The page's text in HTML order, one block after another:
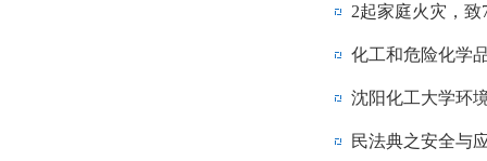
2起家庭火灾，
化工和危险化学
沈阳化工大学环
民法典之安全与